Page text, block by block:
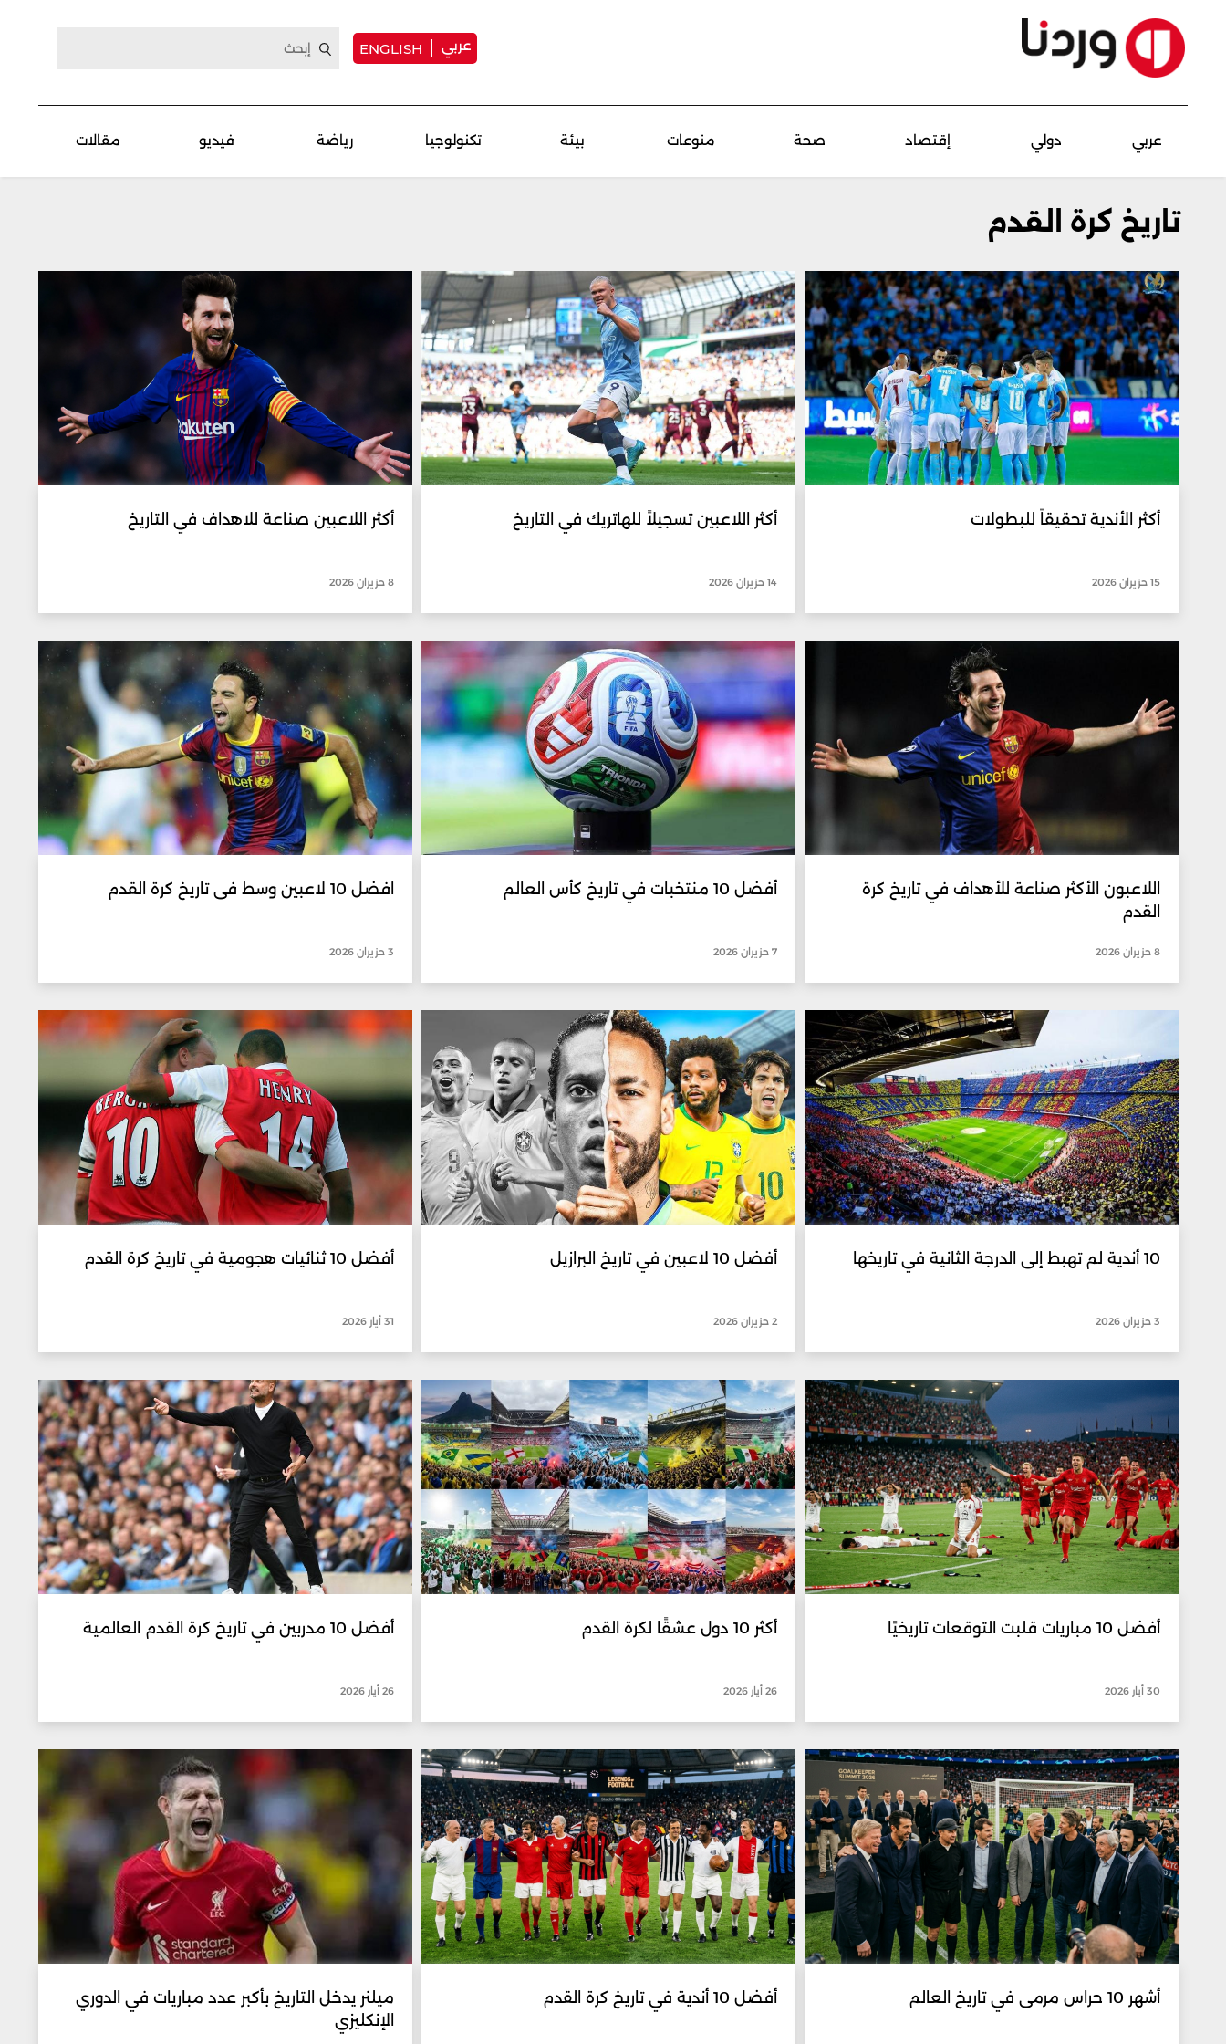
عربي ENGLISH
عربي دولي إقتصاد صحة منوعات بيئة تكنولوجيا رياضة فيديو مقالات
تاريخ كرة القدم
أكثر الأندية تحقيقاً للبطولات
15 حزيران 2026
أكثر اللاعبين تسجيلاً للهاتريك في التاريخ
14 حزيران 2026
أكثر اللاعبين صناعة للاهداف في التاريخ
8 حزيران 2026
اللاعبون الأكثر صناعة للأهداف في تاريخ كرة
القدم
8 حزيران 2026
أفضل 10 منتخبات في تاريخ كأس العالم
7 حزيران 2026
افضل 10 لاعبين وسط فى تاريخ كرة القدم
3 حزيران 2026
10 أندية لم تهبط إلى الدرجة الثانية في تاريخها
3 حزيران 2026
أفضل 10 لاعبين في تاريخ البرازيل
2 حزيران 2026
أفضل 10 ثنائيات هجومية في تاريخ كرة القدم
31 أيار 2026
أفضل 10 مباريات قلبت التوقعات تاريخيًا
30 أيار 2026
أكثر 10 دول عشقًا لكرة القدم
26 أيار 2026
أفضل 10 مدربين في تاريخ كرة القدم العالمية
26 أيار 2026
أشهر 10 حراس مرمى في تاريخ العالم أفضل 10 أندية في تاريخ كرة القدم
ميلنر يدخل التاريخ بأكبر عدد مباريات في الدوري
الإنكليزي